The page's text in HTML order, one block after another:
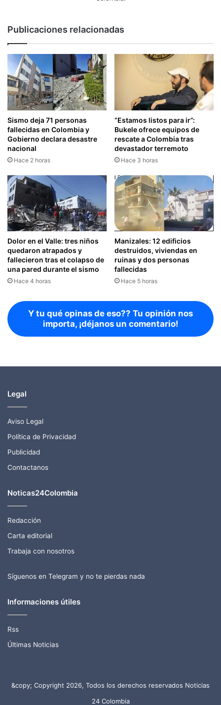
Publicaciones relacionadas
Sismo deja 71 personas
fallecidas en Colombia y
Gobierno declara desastre
nacional
Hace 2 horas
“Estamos listos para ir”:
Bukele ofrece equipos de
rescate a Colombia tras
devastador terremoto
Hace 3 horas
Dolor en el Valle: tres niños
quedaron atrapados y
fallecieron tras el colapso de
una pared durante el sismo
Hace 4 horas
Manizales: 12 edificios
destruidos, viviendas en
ruinas y dos personas
fallecidas
Hace 5 horas
Y tu qué opinas de eso?? Tu opinión nos
importa, ¡déjanos un comentario!
Legal
Aviso Legal
Política de Privacidad
Publicidad
Contactanos
Noticas24Colombia
Redacción
Carta editorial
Trabaja con nosotros
Síguenos en Telegram y no te pierdas nada
Informaciones útiles
Rss
Últimas Noticias
&copy; Copyright 2026, Todos los derechos reservados Noticias
24 Colombia